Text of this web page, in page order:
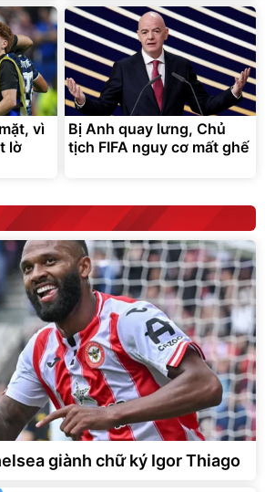
vì
lờ
Bị Anh quay lưng, Chủ
tịch FIFA nguy cơ mất ghế
giành chữ ký Igor Thiago